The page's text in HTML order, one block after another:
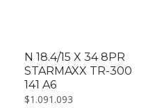
N 18.4/15 X 34 8PR
STARMAXX TR-300
141 A6
$1.091.093